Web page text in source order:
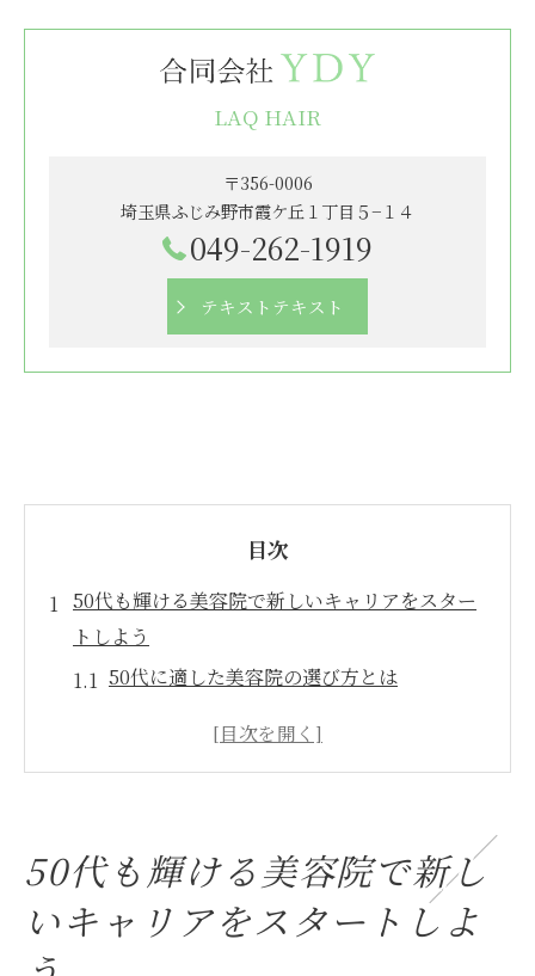
LAQ HAIR
〒356-0006
埼玉県ふじみ野市霞ケ丘１丁目５−１４
049-262-1919
テキストテキスト
目次
50代も輝ける美容院で新しいキャリアをスター
トしよう
50代に適した美容院の選び方とは
職場環境が与える50代のモチベーションの
影響
50代も輝ける美容院で新し
いキャリアをスタートしよ